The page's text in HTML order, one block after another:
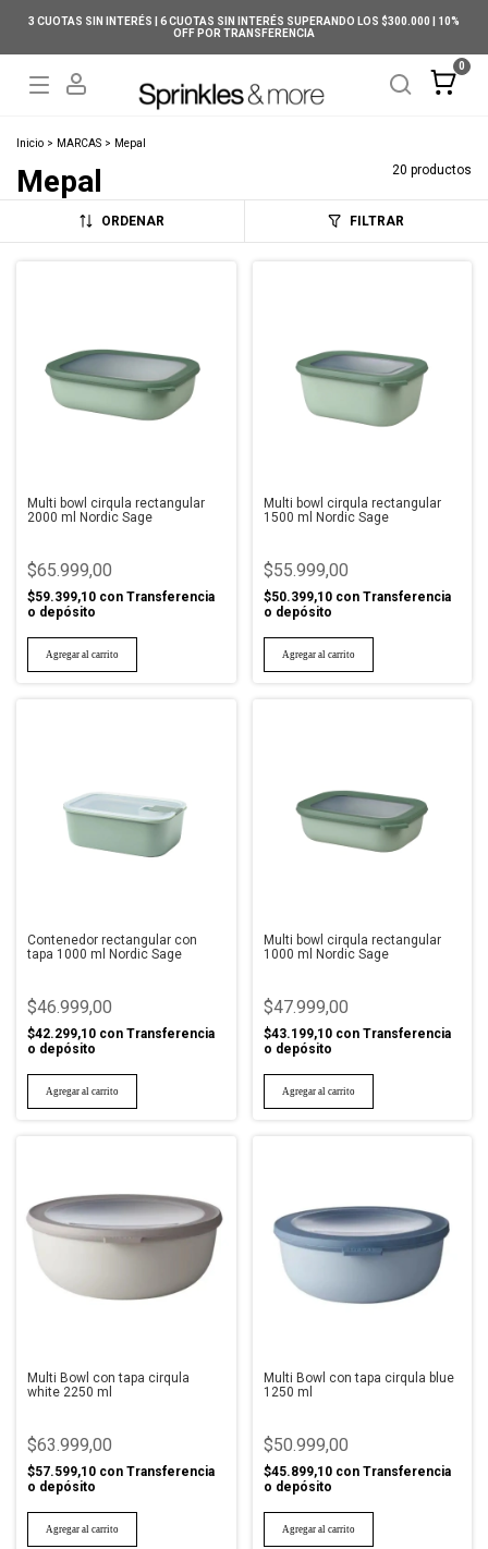
3 CUOTAS SIN INTERÉS | 6 CUOTAS SIN INTERÉS SUPERANDO LOS $300.000 | 10%
OFF POR TRANSFERENCIA
0
Inicio > MARCAS > Mepal
Mepal 20 productos
ORDENAR FILTRAR
Multi bowl cirqula rectangular
2000 ml Nordic Sage
$65.999,00
$59.399,10 con Transferencia
o depósito
Multi bowl cirqula rectangular
1500 ml Nordic Sage
$55.999,00
$50.399,10 con Transferencia
o depósito
Contenedor rectangular con
tapa 1000 ml Nordic Sage
$46.999,00
$42.299,10 con Transferencia
o depósito
Multi bowl cirqula rectangular
1000 ml Nordic Sage
$47.999,00
$43.199,10 con Transferencia
o depósito
Multi Bowl con tapa cirqula
white 2250 ml
$63.999,00
$57.599,10 con Transferencia
o depósito
Multi Bowl con tapa cirqula blue
1250 ml
$50.999,00
$45.899,10 con Transferencia
o depósito